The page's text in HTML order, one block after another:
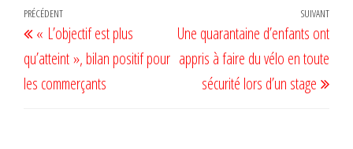
Navigation
de
l’article
Article
précédent
PRÉCÉDENT
« L’objectif est plus
qu’atteint », bilan positif pour
les commerçants
SUIVANT
Une quarantaine d’enfants ont
appris à faire du vélo en toute
sécurité lors d’un stage